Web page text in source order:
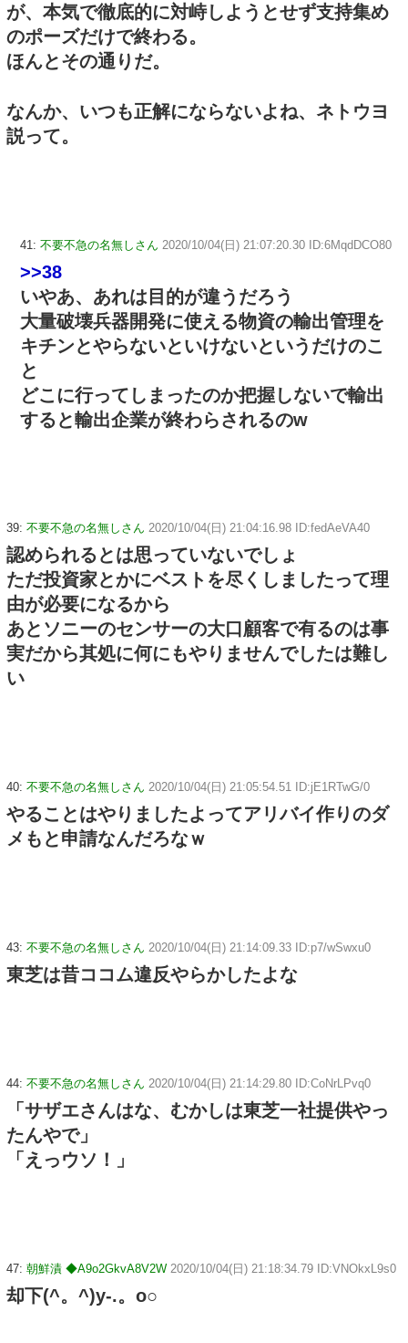
が、本気で徹底的に対峙しようとせず支持集め
のポーズだけで終わる。
ほんとその通りだ。
なんか、いつも正解にならないよね、ネトウヨ
説って。
41: 不要不急の名無しさん 2020/10/04(日) 21:07:20.30 ID:6MqdDCO80
>>38
いやあ、あれは目的が違うだろう
大量破壊兵器開発に使える物資の輸出管理を
キチンとやらないといけないというだけのこ
と
どこに行ってしまったのか把握しないで輸出
すると輸出企業が終わらされるのw
39: 不要不急の名無しさん 2020/10/04(日) 21:04:16.98 ID:fedAeVA40
認められるとは思っていないでしょ
ただ投資家とかにベストを尽くしましたって理
由が必要になるから
あとソニーのセンサーの大口顧客で有るのは事
実だから其処に何にもやりませんでしたは難し
い
40: 不要不急の名無しさん 2020/10/04(日) 21:05:54.51 ID:jE1RTwG/0
やることはやりましたよってアリバイ作りのダ
メもと申請なんだろなｗ
43: 不要不急の名無しさん 2020/10/04(日) 21:14:09.33 ID:p7/wSwxu0
東芝は昔ココム違反やらかしたよな
44: 不要不急の名無しさん 2020/10/04(日) 21:14:29.80 ID:CoNrLPvq0
「サザエさんはな、むかしは東芝一社提供やっ
たんやで」
「えっウソ！」
47: 朝鮮漬 ◆A9o2GkvA8V2W 2020/10/04(日) 21:18:34.79 ID:VNOkxL9s0
却下(^。^)y-.。o○